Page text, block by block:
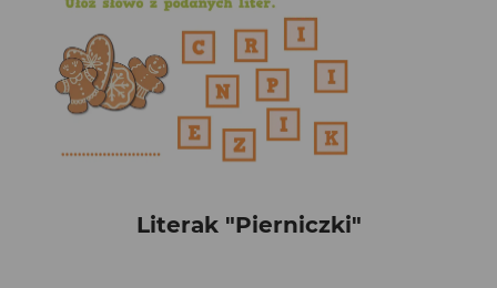
Literak "Pierniczki"